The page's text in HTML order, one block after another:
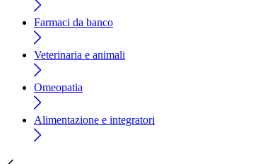
Farmaci da banco
Veterinaria e animali
Omeopatia
Alimentazione e integratori